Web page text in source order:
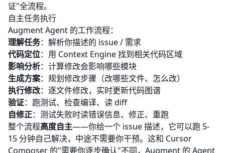
证"全流程。
自主任务执行
Augment Agent 的工作流程：
理解任务：解析你描述的 issue / 需求
代码定位：用 Context Engine 找到相关代码区域
影响分析：计算修改会影响哪些模块
生成方案：规划修改步骤（改哪些文件、怎么改）
执行修改：逐文件修改，实时更新代码图谱
验证：跑测试、检查编译、读 diff
自修正：测试失败时读错误信息、修正、重跑
整个流程高度自主——你给一个 issue 描述，它可以跑 5-
15 分钟自己解决，中途不需要你干预。这和 Cursor
Composer 的"需要你逐步确认"不同，Augment 的 Agent